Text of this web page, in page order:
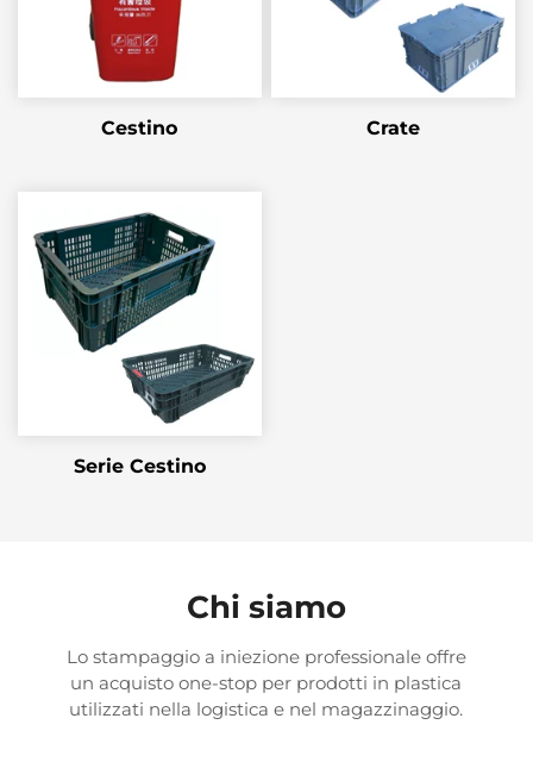
Cestino Crate
Serie Cestino
Chi siamo
Lo stampaggio a iniezione professionale offre
un acquisto one-stop per prodotti in plastica
utilizzati nella logistica e nel magazzinaggio.